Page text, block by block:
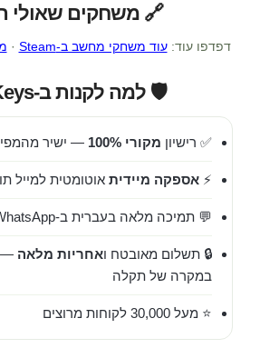
🔗 משחקים שאולי
דפדפו עוד:עוד משחקי מחשב ב-Steam ·
🛡️ למה לקנות ב-SE-Keys?
✅ רישיון מקורי 100% — ישיר
⚡ אספקה מיידית אוטומטית למייל
💬 תמיכה מלאה בעברית ב-WhatsApp ובמייל
🔒 תשלום מאובטח ואחריות מלאה —
במקרה של תקלה
⭐ מעל 30,000 לקוחות מרוצים